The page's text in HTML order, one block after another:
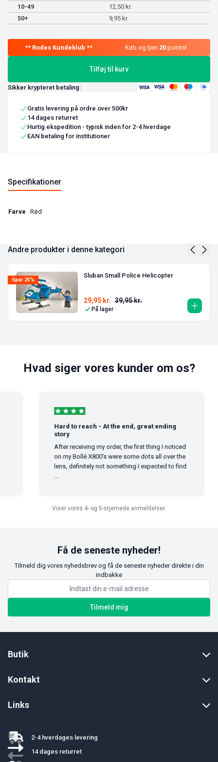
10-49
12,50 kr.
50+
9,95 kr.
Køb og tjen 20points!
Tilføj til kurv
Sikker krypteret betaling:
Gratis levering på ordre over 500kr
14 dages returret
Hurtig ekspedition - typisk inden for 2-4 hverdage
EAN betaling for institutioner
Specifikationer
Farve Rød
Andre produkter i denne kategori
Spar 25%
Sluban Small Police Helicopter
39,95kr.
29,95 kr.
På lager
Hvad siger vores kunder om os?
Hard to reach - At the end, great ending
story
After receiving my order, the first thing I noticed
on my Bollé X800's were some dots all over the
lens, definitely not something I expected to find
Viser vores 4- og 5-stjernede anmeldelser.
Få de seneste nyheder!
Tilmeld dig vores nyhedsbrev og få de seneste nyheder direkte i din
indbakke
Tilmeld mig
Butik
Kontakt
Links
2-4 hverdages levering
14 dages returret